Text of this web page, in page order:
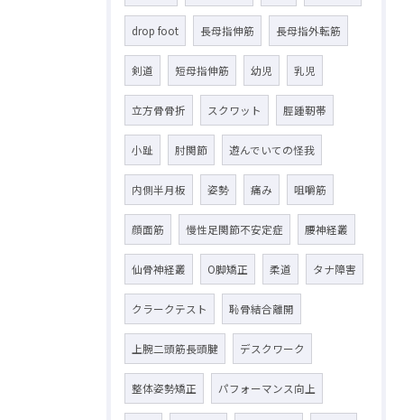
drop foot 長母指伸筋 長母指外転筋
剣道 短母指伸筋 幼児 乳児
立方骨骨折 スクワット 脛踵靭帯
小趾 肘関節 遊んでいての怪我
内側半月板 姿勢 痛み 咀嚼筋
顔面筋 慢性足関節不安定症 腰神経叢
仙骨神経叢 O脚矯正 柔道 タナ障害
クラークテスト 恥骨結合離開
上腕二頭筋長頭腱 デスクワーク
整体姿勢矯正 パフォーマンス向上